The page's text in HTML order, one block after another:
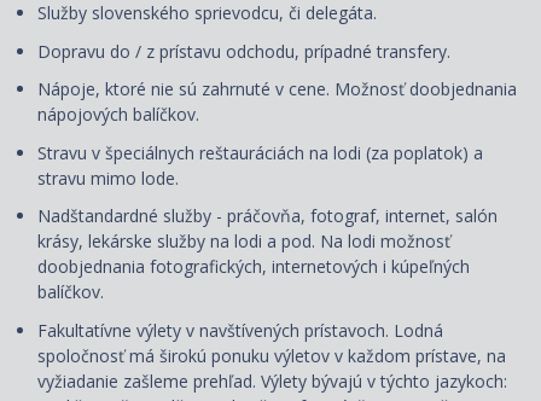
Služby slovenského sprievodcu, či delegáta.
Dopravu do / z prístavu odchodu, prípadné transfery.
Nápoje, ktoré nie sú zahrnuté v cene. Možnosť doobjednania
nápojových balíčkov.
Stravu v špeciálnych reštauráciách na lodi (za poplatok) a
stravu mimo lode.
Nadštandardné služby - práčovňa, fotograf, internet, salón
krásy, lekárske služby na lodi a pod. Na lodi možnosť
doobjednania fotografických, internetových i kúpeľných
balíčkov.
Fakultatívne výlety v navštívených prístavoch. Lodná
spoločnosť má širokú ponuku výletov v každom prístave, na
vyžiadanie zašleme prehľad. Výlety bývajú v týchto jazykoch: